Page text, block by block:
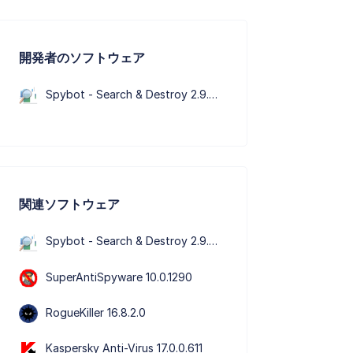
開発者のソフトウェア
Spybot - Search & Destroy 2.9.85.5
関連ソフトウェア
Spybot - Search & Destroy 2.9.85.5
SuperAntiSpyware 10.0.1290
RogueKiller 16.8.2.0
Kaspersky Anti-Virus 17.0.0.611